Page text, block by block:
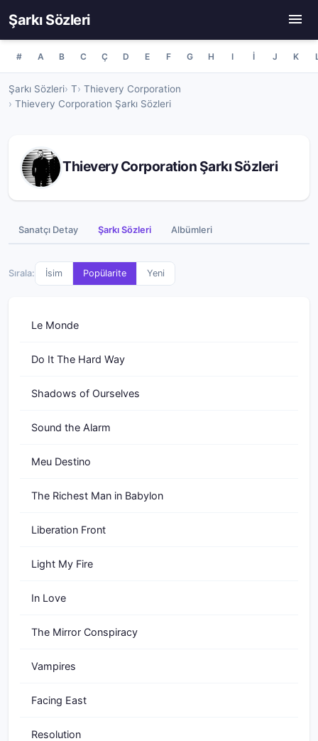
Şarkı Sözleri
# A B C Ç D E F G H I İ J K
Şarkı Sözleri T
Thievery Corporation
Thievery Corporation Şarkı Sözleri
Thievery Corporation Şarkı Sözleri
Sanatçı Detay Şarkı Sözleri Albümleri
Sırala: İsim Popülarite Yeni
Le Monde
Do It The Hard Way
Shadows of Ourselves
Sound the Alarm
Meu Destino
The Richest Man in Babylon
Liberation Front
Light My Fire
In Love
The Mirror Conspiracy
Vampires
Facing East
Resolution